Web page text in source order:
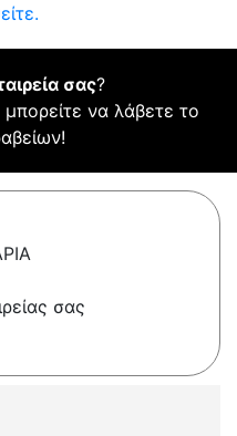
σας?
να λάβετε το
σας